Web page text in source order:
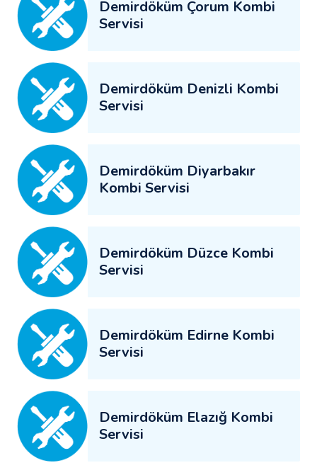
Demirdöküm Çorum Kombi
Servisi
Demirdöküm Denizli Kombi
Servisi
Demirdöküm Diyarbakır
Kombi Servisi
Demirdöküm Düzce Kombi
Servisi
Demirdöküm Edirne Kombi
Servisi
Demirdöküm Elazığ Kombi
Servisi